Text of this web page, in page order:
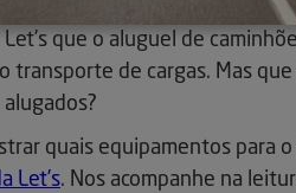
Let’s que o aluguel de
transporte de cargas. Mas
quais equipamentos para
Let’s. Nos acompanhe na